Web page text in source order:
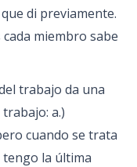
di previamente.
miembro sabe
trabajo da una
a.)
cuando se trata
la última